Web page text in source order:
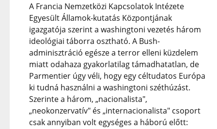
A Francia Nemzetközi Kapcsolatok Intézete
Egyesült Államok-kutatás Központjának
igazgatója szerint a washingtoni vezetés három
ideológiai táborra osztható. A Bush-
adminisztráció egésze a terror elleni küzdelem
miatt odahaza gyakorlatilag támadhatatlan, de
Parmentier úgy véli, hogy egy céltudatos Európa
ki tudná használni a washingtoni széthúzást.
Szerinte a három, „nacionalista",
„neokonzervatív" és „internacionalista" csoport
csak annyiban volt egységes a háború előtt: